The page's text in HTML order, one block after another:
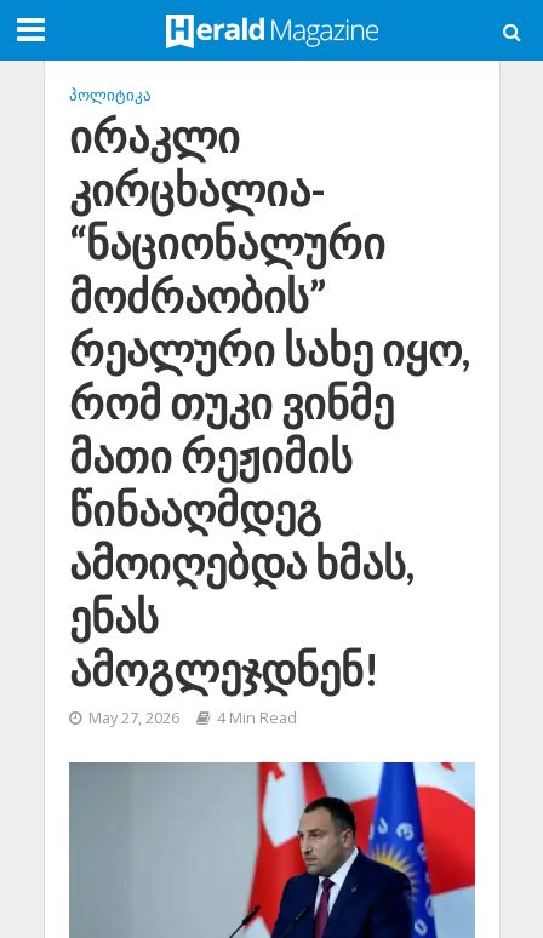
ᲞᲝᲚᲘᲢᲘᲙᲐ
ირაკლი
კირცხალია-
“ნაციონალური
მოძრაობის”
რეალური სახე იყო,
რომ თუკი ვინმე
მათი რეჟიმის
წინააღმდეგ
ამოიღებდა ხმას,
ენას
ამოგლეჯდნენ!
May 27, 2026 4 Min Read